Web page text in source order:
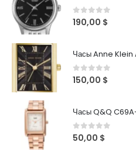
0out of 5
190,00 $
Часы Anne Klein
0out of 5
150,00 $
Часы Q&Q
0out of 5
50,00 $